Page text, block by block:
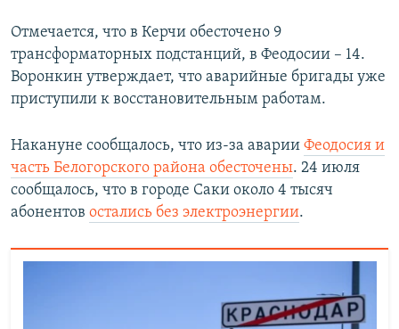
ПРОПАВШИЕ БЕЗ ВЕСТИ
ПОБЕДИТЕЛЕЙ НЕ СУДЯТ?
КРЫМ.НЕПОКОРЕННЫЙ
УКРАИНСКАЯ ПРОБЛЕМА КРЫМА
ПРИСОЕДИНЯЙТЕСЬ!
Все сайты RFE/RL
Отмечается, что в Керчи обесточено 9
трансформаторных подстанций, в Феодосии – 14.
Воронкин утверждает, что аварийные бригады уже
приступили к восстановительным работам.
Накануне сообщалось, что из-за аварии Феодосия и
часть Белогорского района обесточены. 24 июля
сообщалось, что в городе Саки около 4 тысяч
абонентов остались без электроэнергии.